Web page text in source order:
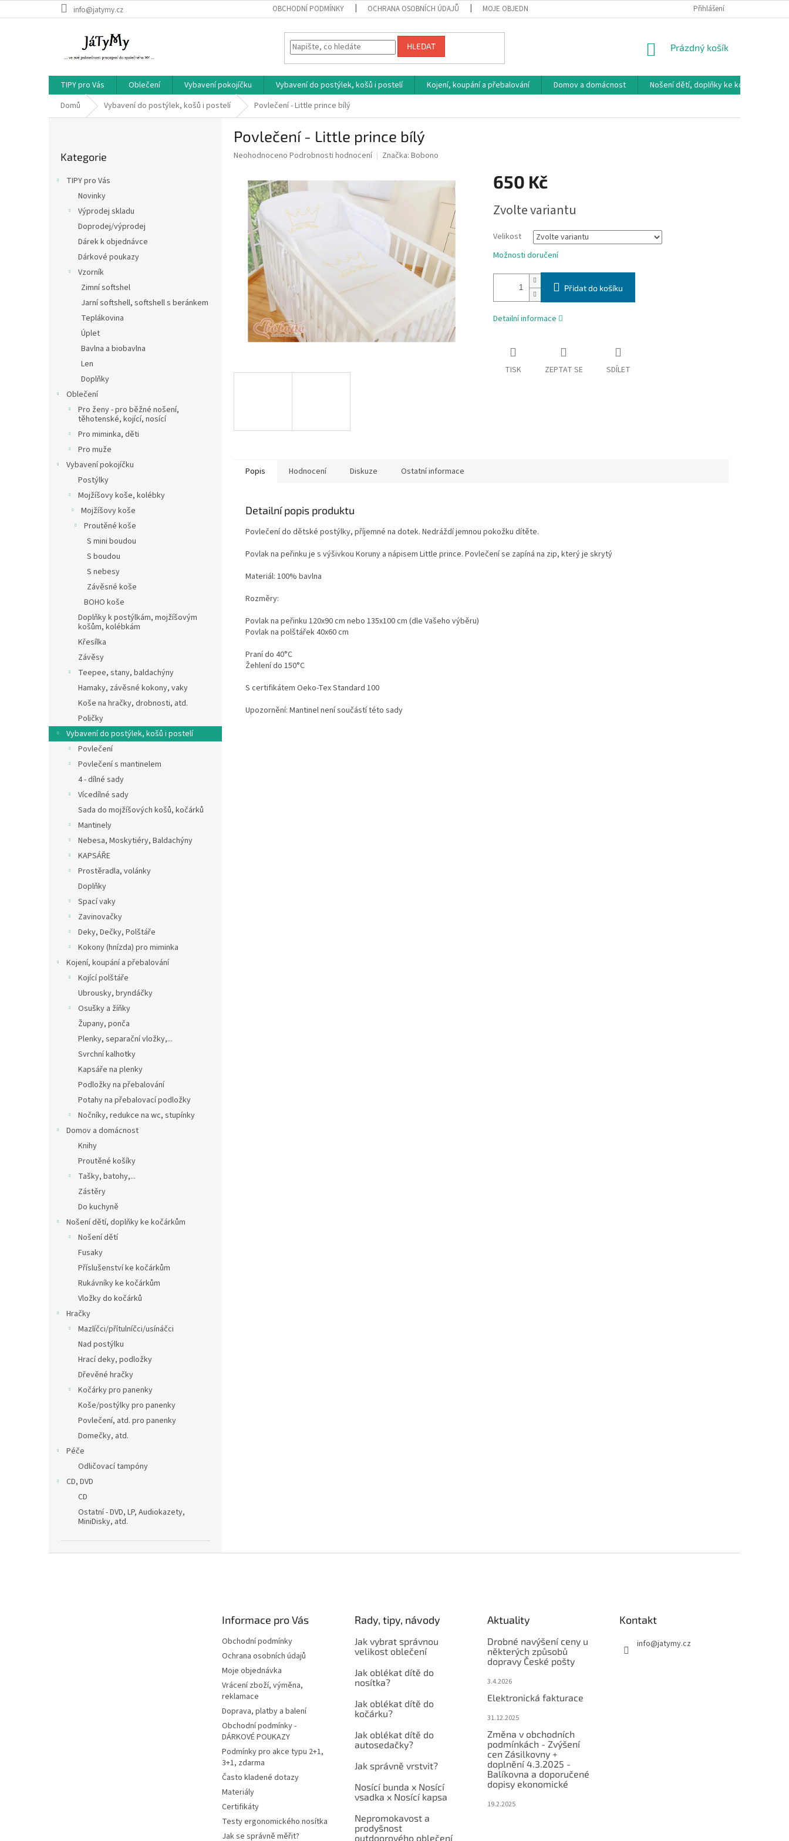
na
info@jatymy.cz OBCHODNÍ PODMÍNKY OCHRANA OSOBNÍCH ÚDAJŮ MOJE OBJEDNÁVKA DOPRAVA, PLATBY A
Přihlášení
HLEDAT
NÁKUPNÍ
Prázdný košík
TIPY pro Vás Oblečení Vybavení pokojíčku Vybavení do postýlek, košů i postelí Kojení, koupání a přebalování Domov a domácnost
Nošení dětí, doplňky ke kočárkům
Domů
Vybavení do postýlek, košů i postelí Povlečení - Little prince bílý
kategorie
Kategorie
TIPY pro Vás
Novinky
Výprodej skladu
Doprodej/výprodej
Dárek k objednávce
Dárkové poukazy
Vzorník
Zimní softshel
Jarní softshell, softshell s beránkem
Teplákovina
Úplet
Bavlna a biobavlna
Len
Doplňky
Oblečení
Pro ženy - pro běžné nošení,
těhotenské, kojící, nosící
Pro miminka, děti
Pro muže
Vybavení pokojíčku
Postýlky
Mojžíšovy koše, kolébky
Mojžíšovy koše
Proutěné koše
S mini boudou
S boudou
S nebesy
Závěsné koše
BOHO koše
Doplňky k postýlkám, mojžíšovým
košům, kolébkám
Křesílka
Závěsy
Teepee, stany, baldachýny
Hamaky, závěsné kokony, vaky
Koše na hračky, drobnosti, atd.
Poličky
Vybavení do postýlek, košů i postelí
Povlečení
Povlečení s mantinelem
4 - dílné sady
Vícedílné sady
Sada do mojžíšových košů, kočárků
Mantinely
Nebesa, Moskytiéry, Baldachýny
KAPSÁŘE
Prostěradla, volánky
Doplňky
Spací vaky
Zavinovačky
Deky, Dečky, Polštáře
Kokony (hnízda) pro miminka
Kojení, koupání a přebalování
Kojící polštáře
Ubrousky, bryndáčky
Osušky a žíňky
Župany, ponča
Plenky, separační vložky,...
Svrchní kalhotky
Kapsáře na plenky
Podložky na přebalování
Potahy na přebalovací podložky
Nočníky, redukce na wc, stupínky
Domov a domácnost
Knihy
Proutěné košíky
Tašky, batohy,...
Zástěry
Do kuchyně
Nošení dětí, doplňky ke kočárkům
Nošení dětí
Fusaky
Příslušenství ke kočárkům
Rukávníky ke kočárkům
Vložky do kočárků
Hračky
Mazlíčci/přítulníčci/usínáčci
Nad postýlku
Hrací deky, podložky
Dřevěné hračky
Kočárky pro panenky
Koše/postýlky pro panenky
Povlečení, atd. pro panenky
Domečky, atd.
Péče
Odličovací tampóny
CD, DVD
CD
Ostatní - DVD, LP, Audiokazety,
MiniDisky, atd.
Povlečení - Little prince bílý
Průměrné
produktu
hvězdiček.
Neohodnoceno Podrobnosti hodnocení Značka: Bobono
650 Kč
cena:
Zvolte variantu
Velikost
Možnosti doručení
Přidat do košíku
Detailní informace
TISK ZEPTAT SE SDÍLET
Popis Hodnocení Diskuze Ostatní informace
Detailní popis produktu
Povlečení do dětské postýlky, příjemné na dotek. Nedráždí jemnou pokožku dítěte.
Povlak na peřinku je s výšivkou Koruny a nápisem Little prince. Povlečení se zapíná na zip, který je skrytý
Materiál: 100% bavlna
Rozměry:
Povlak na peřinku 120x90 cm nebo 135x100 cm (dle Vašeho výběru)
Povlak na polštářek 40x60 cm
Praní do 40°C
Žehlení do 150°C
S certifikátem Oeko-Tex Standard 100
Upozornění: Mantinel není součástí této sady
Informace pro Vás
Obchodní podmínky
Ochrana osobních údajů
Moje objednávka
Vrácení zboží, výměna,
reklamace
Doprava, platby a balení
Obchodní podmínky -
DÁRKOVÉ POUKAZY
Podmínky pro akce typu 2+1,
3+1, zdarma
Často kladené dotazy
Materiály
Certifikáty
Testy ergonomického nosítka
Jak se správně měřit?
Rady, tipy, návody
Jak vybrat správnou
velikost oblečení
Jak oblékat dítě do
nosítka?
Jak oblékat dítě do
kočárku?
Jak oblékat dítě do
autosedačky?
Jak správně vrstvit?
Nosící bunda x Nosící
vsadka x Nosící kapsa
Nepromokavost a
prodyšnost
outdoorového oblečení
Aktuality
Drobné navýšení ceny u
některých způsobů
dopravy České pošty
3.4.2026
Elektronická fakturace
31.12.2025
Změna v obchodních
podmínkách - Zvýšení
cen Zásilkovny +
doplnění 4.3.2025 -
Balíkovna a doporučené
dopisy ekonomické
19.2.2025
Kontakt
info@jatymy.cz